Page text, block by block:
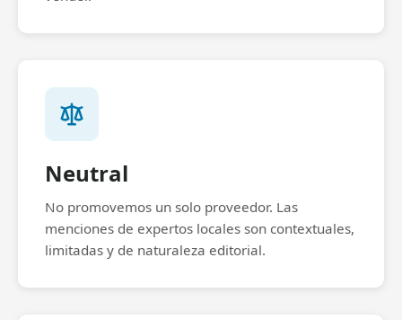
Neutral
No promovemos un solo proveedor. Las
menciones de expertos locales son contextuales,
limitadas y de naturaleza editorial.